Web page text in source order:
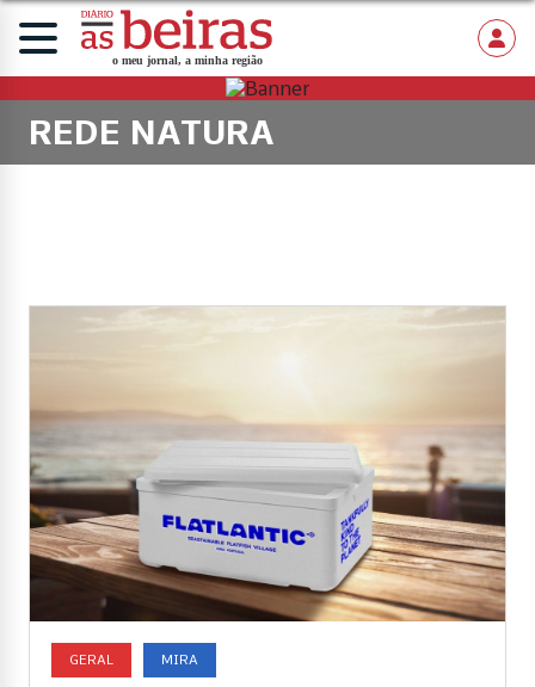
REDE NATURA
GERAL MIRA